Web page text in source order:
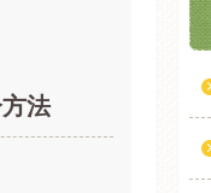
法